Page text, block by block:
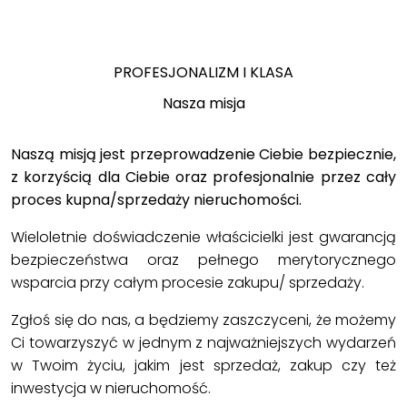
PROFESJONALIZM I KLASA
Nasza misja
Naszą misją jest przeprowadzenie Ciebie bezpiecznie,
z korzyścią dla Ciebie oraz profesjonalnie przez cały
proces kupna/sprzedaży nieruchomości.
Wieloletnie doświadczenie właścicielki jest gwarancją
bezpieczeństwa oraz pełnego merytorycznego
wsparcia przy całym procesie zakupu/ sprzedaży.
Zgłoś się do nas, a będziemy zaszczyceni, że możemy
Ci towarzyszyć w jednym z najważniejszych wydarzeń
w Twoim życiu, jakim jest sprzedaż, zakup czy też
inwestycja w nieruchomość.